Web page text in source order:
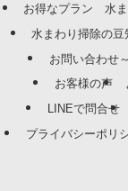
お得なプラン 水
水まわり掃除の豆
お問い合わせ
お客様の声
LINEで問合せ
プライバシーポリ